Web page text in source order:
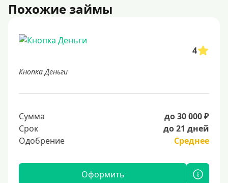
Похожие займы
4
Кнопка Деньги
Сумма
до 30 000 ₽
Срок
до 21 дней
Одобрение
Среднее
Оформить